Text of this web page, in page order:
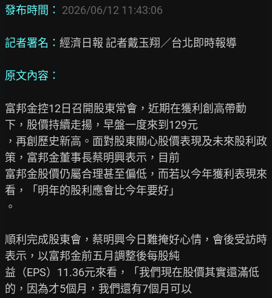
發布時間： 2026/06/12 11:43:06
記者署名： 經濟日報 記者戴玉翔／台北即時報導
原文內容：
富邦金控12日召開股東常會，近期在獲利創高帶動
下，股價持續走揚，早盤一度來到129元
，再創歷史新高。面對股東關心股價表現及未來股利政
策，富邦金董事長蔡明興表示，目前
富邦金股價仍屬合理甚至偏低，而若以今年獲利表現來
看，「明年的股利應會比今年要好」
。
順利完成股東會，蔡明興今日難掩好心情，會後受訪時
表示，以富邦金前五月調整後每股純
益（EPS）11.36元來看，「我們現在股價其實還滿低
的，因為才5個月，我們還有7個月可以